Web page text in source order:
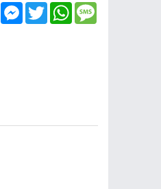
FacebookMessenger
TwitterWhatsApp